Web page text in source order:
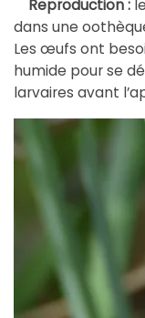
Reproduction :
dans une
Les œufs ont
humide pour se
larvaires avant